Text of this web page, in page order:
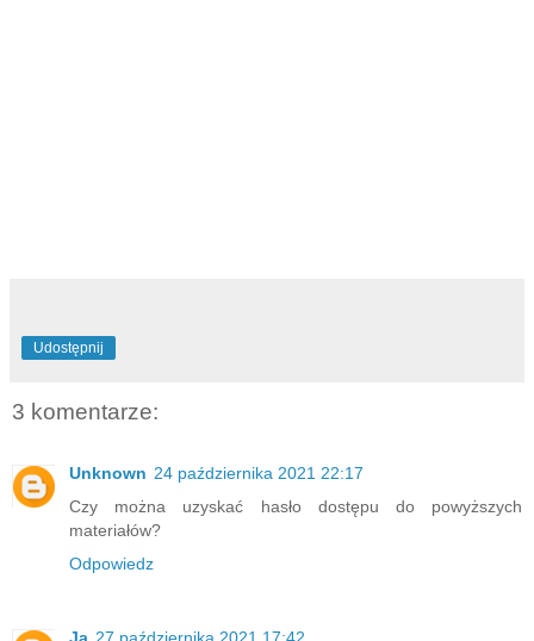
Udostępnij
3 komentarze:
Unknown 24 października 2021 22:17
Czy można uzyskać hasło dostępu do powyższych
materiałów?
Odpowiedz